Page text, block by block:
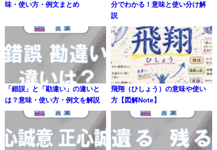
味・使い方・例文まとめ
分でわかる！意味と使い分け解
説
「錯誤」と「勘違い」の違いと
は？意味・使い方・例文を解説
飛翔（ひしょう）の意味や使い
方【図解Note】